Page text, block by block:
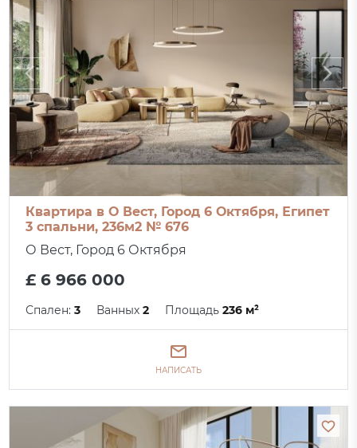
Квартира в О Вест, Город 6 Октября, Египет
3 спальни, 236м2 № 676
О Вест, Город 6 Октября
£ 6 966 000
Спален:3 Ванных2 Площадь236 м²
НАПИСАТЬ